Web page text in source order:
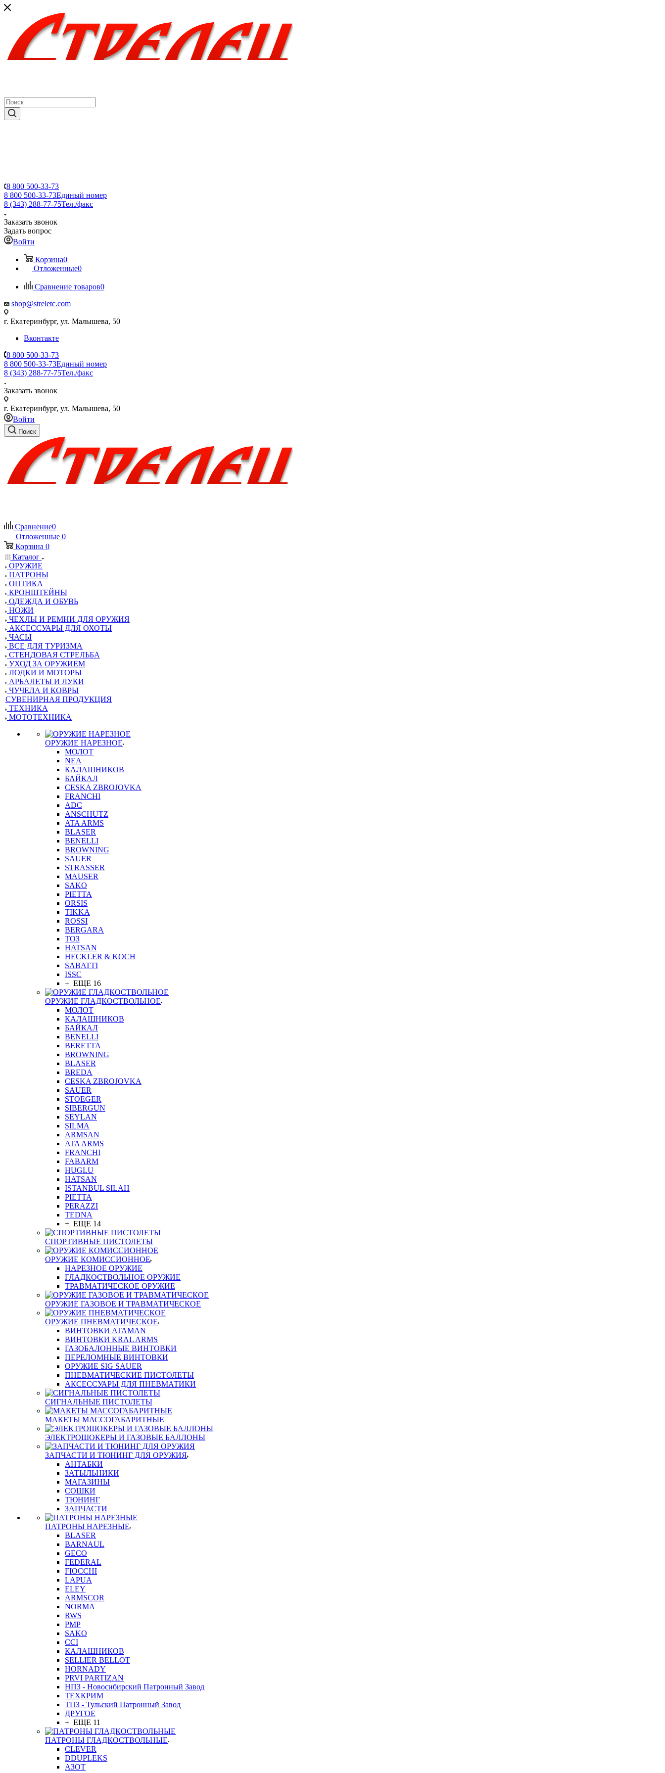
8 800 500-33-73
8 800 500-33-73Единый номер
8 (343) 288-77-75Тел./факс
Заказать звонок
Задать вопрос
Войти
Корзина0
Отложенные0
Сравнение товаров0
shop@streletc.com
г. Екатеринбург, ул. Малышева, 50
Вконтакте
8 800 500-33-73
8 800 500-33-73Единый номер
8 (343) 288-77-75Тел./факс
Заказать звонок
г. Екатеринбург, ул. Малышева, 50
Войти
Поиск
Сравнение0
Отложенные 0
Корзина 0
Каталог
ОРУЖИЕ
ПАТРОНЫ
ОПТИКА
КРОНШТЕЙНЫ
ОДЕЖДА И ОБУВЬ
НОЖИ
ЧЕХЛЫ И РЕМНИ ДЛЯ ОРУЖИЯ
АКСЕССУАРЫ ДЛЯ ОХОТЫ
ЧАСЫ
ВСЕ ДЛЯ ТУРИЗМА
СТЕНДОВАЯ СТРЕЛЬБА
УХОД ЗА ОРУЖИЕМ
ЛОДКИ И МОТОРЫ
АРБАЛЕТЫ И ЛУКИ
ЧУЧЕЛА И КОВРЫ
СУВЕНИРНАЯ ПРОДУКЦИЯ
ТЕХНИКА
МОТОТЕХНИКА
ОРУЖИЕ НАРЕЗНОЕ
МОЛОТ
NEA
КАЛАШНИКОВ
БАЙКАЛ
CESKA ZBROJOVKA
FRANCHI
ADC
ANSCHUTZ
ATA ARMS
BLASER
BENELLI
BROWNING
SAUER
STRASSER
MAUSER
SAKO
PIETTA
ORSIS
TIKKA
ROSSI
BERGARA
ТОЗ
HATSAN
HECKLER & KOCH
SABATTI
ISSC
+ ЕЩЕ 16
ОРУЖИЕ ГЛАДКОСТВОЛЬНОЕ
МОЛОТ
КАЛАШНИКОВ
БАЙКАЛ
BENELLI
BERETTA
BROWNING
BLASER
BREDA
CESKA ZBROJOVKA
SAUER
STOEGER
SIBERGUN
SEYLAN
SILMA
ARMSAN
ATA ARMS
FRANCHI
FABARM
HUGLU
HATSAN
ISTANBUL SILAH
PIETTA
PERAZZI
TEDNA
+ ЕЩЕ 14
СПОРТИВНЫЕ ПИСТОЛЕТЫ
ОРУЖИЕ КОМИССИОННОЕ
НАРЕЗНОЕ ОРУЖИЕ
ГЛАДКОСТВОЛЬНОЕ ОРУЖИЕ
ТРАВМАТИЧЕСКОЕ ОРУЖИЕ
ОРУЖИЕ ГАЗОВОЕ И ТРАВМАТИЧЕСКОЕ
ОРУЖИЕ ПНЕВМАТИЧЕСКОЕ
ВИНТОВКИ ATAMAN
ВИНТОВКИ KRAL ARMS
ГАЗОБАЛОННЫЕ ВИНТОВКИ
ПЕРЕЛОМНЫЕ ВИНТОВКИ
ОРУЖИЕ SIG SAUER
ПНЕВМАТИЧЕСКИЕ ПИСТОЛЕТЫ
АКСЕССУАРЫ ДЛЯ ПНЕВМАТИКИ
СИГНАЛЬНЫЕ ПИСТОЛЕТЫ
МАКЕТЫ МАССОГАБАРИТНЫЕ
ЭЛЕКТРОШОКЕРЫ И ГАЗОВЫЕ БАЛЛОНЫ
ЗАПЧАСТИ И ТЮНИНГ ДЛЯ ОРУЖИЯ
АНТАБКИ
ЗАТЫЛЬНИКИ
МАГАЗИНЫ
СОШКИ
ТЮНИНГ
ЗАПЧАСТИ
ПАТРОНЫ НАРЕЗНЫЕ
BLASER
BARNAUL
GEСO
FEDERAL
FIOCCHI
LAPUA
ELEY
ARMSCOR
NORMA
RWS
PMP
SAKO
CCI
КАЛАШНИКОВ
SELLIER BELLOT
HORNADY
PRVI PARTIZAN
НПЗ - Новосибирский Патронный Завод
ТЕХКРИМ
ТПЗ - Тульский Патронный Завод
ДРУГОЕ
+ ЕЩЕ 11
ПАТРОНЫ ГЛАДКОСТВОЛЬНЫЕ
CLEVER
DDUPLEKS
АЗОТ